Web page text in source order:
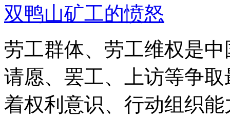
双鸭山矿工的愤怒
劳工群体、劳工维权是
请愿、罢工、上访等争
着权利意识、行动组织